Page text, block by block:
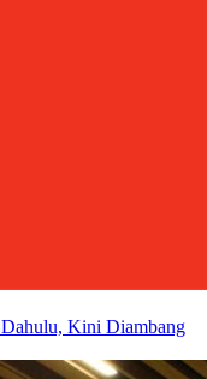
Dahulu, Kini Diambang